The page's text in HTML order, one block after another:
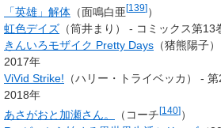
「英雄」解体 （面鳴白亜[139] ）
虹色デイズ （筒井まり ） - コミックス第13
きんいろモザイク Pretty Days （猪熊陽子）
2017年
ViVid Strike! （ハリー・トライベッカ） -
2018年
あさがおと加瀬さん。
（コーチ[140]）